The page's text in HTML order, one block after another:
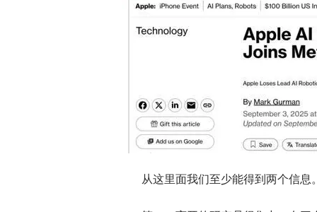
从这里面我们至少能得到两个信息